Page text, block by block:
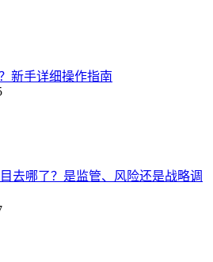
新手详细操作指南
去哪了？是监管、风险还是战略调